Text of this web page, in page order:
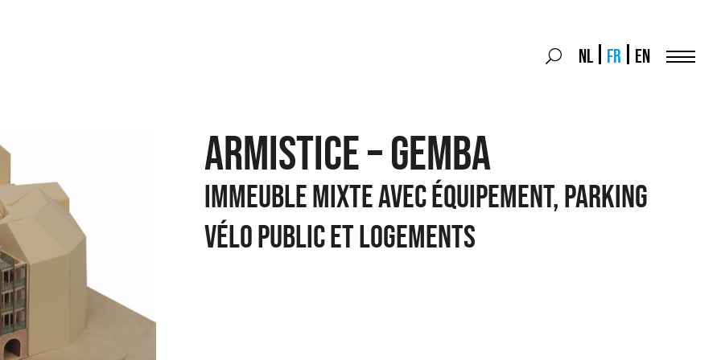
Search
Search
NL FR EN
ARMISTICE – GEMBA
Immeuble mixte avec équipement, parking
vélo public et logements